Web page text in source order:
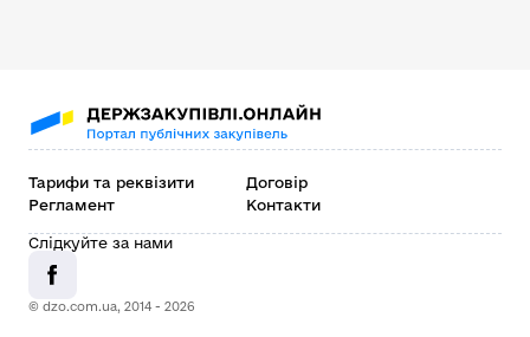
Тарифи та реквізити
Договір
Регламент
Контакти
© dzo.com.ua, 2014 - 2026
Слідкуйте за нами